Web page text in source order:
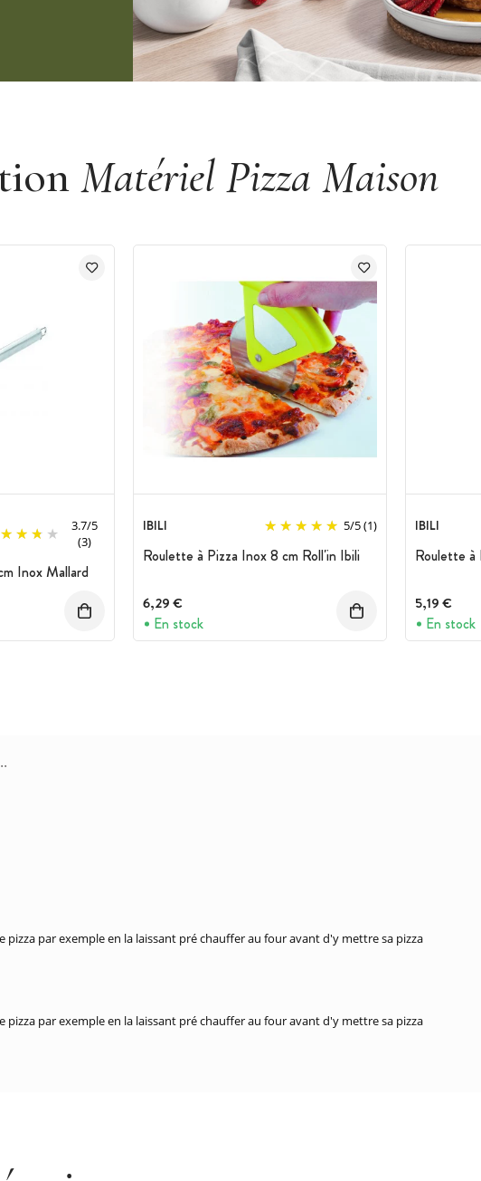
Matériel Pizza Maison
3.7/5
(3)
Inox Mallard
:
IBILI 5/5(1)
Roulette à Pizza Inox 8 cm Roll'in Ibili
6,29 €
En stock
IBILI
Roulette à
5,19 €
En stock
pizza par exemple en la laissant pré chauffer au four avant d'y mettre sa pizza
pizza par exemple en la laissant pré chauffer au four avant d'y mettre sa pizza